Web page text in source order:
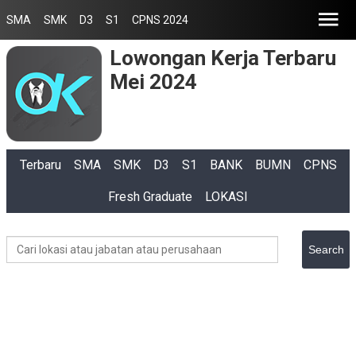
SMA SMK D3 S1 CPNS 2024
Lowongan Kerja Terbaru
Mei 2024
Terbaru SMA SMK D3 S1 BANK BUMN CPNS
Fresh Graduate LOKASI